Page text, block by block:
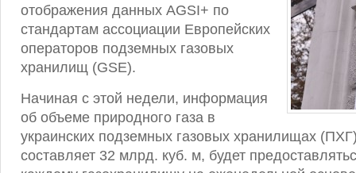
отображения данных AGSI+ по
стандартам ассоциации Европейских
операторов подземных газовых
хранилищ (GSE).
Начиная с этой недели, информация
об объеме природного газа в
украинских подземных газовых хранилищах
составляет 32 млрд. куб. м, будет